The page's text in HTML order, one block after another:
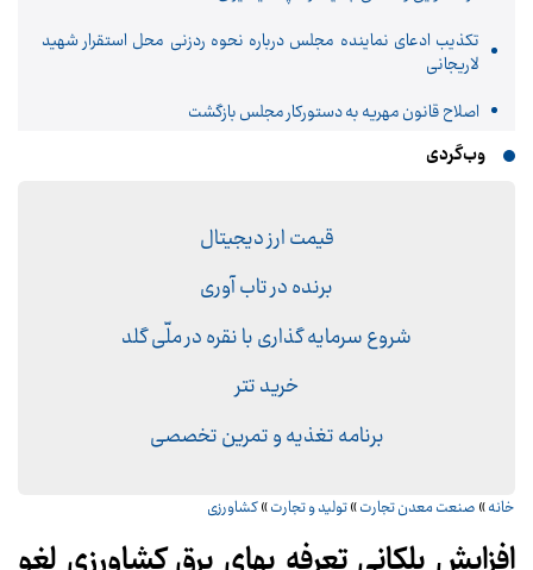
تکذیب ادعای نماینده مجلس درباره نحوه ردزنی محل استقرار شهید
لاریجانی
اصلاح قانون مهریه به دستورکار مجلس بازگشت
وب‌گردی
قیمت ارز دیجیتال
برنده در تاب آوری
شروع سرمایه گذاری با نقره در ملّی گلد
خرید تتر
برنامه تغذیه و تمرین تخصصی